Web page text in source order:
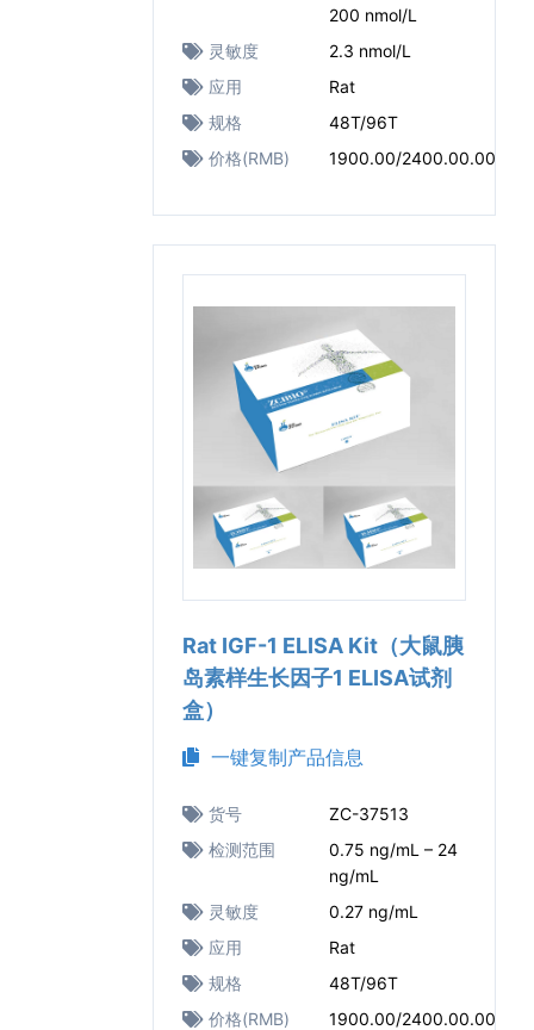
200 nmol/L
灵敏度
2.3 nmol/L
应用
Rat
规格
48T/96T
价格(RMB)
1900.00/2400.00.00
Rat IGF-1 ELISA Kit（大鼠胰
岛素样生长因子1 ELISA试剂
盒）
一键复制产品信息
货号
ZC-37513
检测范围
0.75 ng/mL – 24
ng/mL
灵敏度
0.27 ng/mL
应用
Rat
规格
48T/96T
价格(RMB)
1900.00/2400.00.00